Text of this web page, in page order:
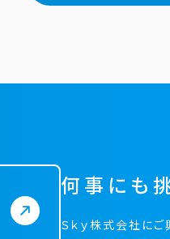
何事にも
Ｓｋｙ株式会社に